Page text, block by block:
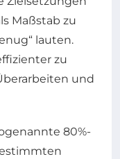
Maßstab zu
lauten.
zu
und
80%-